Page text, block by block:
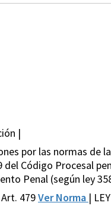
|
por las normas de
del Código Procesal
Penal (según ley
Art. 479Ver Norma |